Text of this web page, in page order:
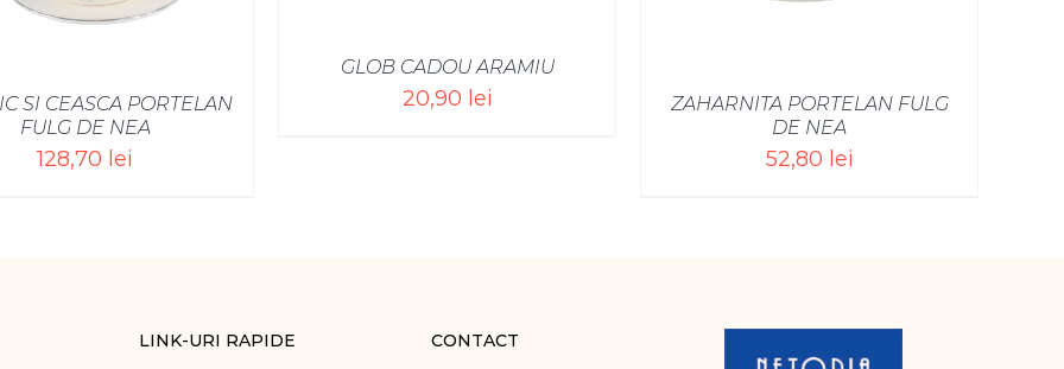
SI CEASCA PORTELAN
FULG DE NEA
128,70 lei
GLOB CADOU ARAMIU
20,90 lei
ZAHARNITA PORTELAN FULG
DE NEA
52,80 lei
LINK-URI RAPIDE CONTACT